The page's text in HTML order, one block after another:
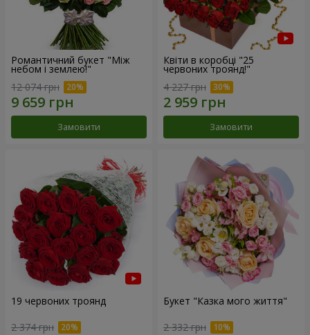
Романтичний букет "Між
небом і землею!"
12 074 грн
Замовити
Квіти в коробці "25
червоних троянд!"
4 227 грн
Замовити
19 червоних троянд
2 374 грн
Букет "Казка мого життя"
2 332 грн